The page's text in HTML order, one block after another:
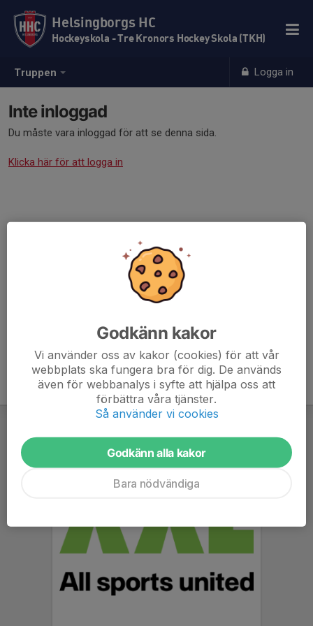
Truppen Logga in
Helsingborgs HC
Hockeyskola - Tre Kronors Hockey Skola (TKH)
Inte inloggad
Du måste vara inloggad för att se denna sida.
Klicka här för att logga in
Godkänn kakor
Vi använder oss av kakor (cookies) för att vår
webbplats ska fungera bra för dig. De används
även för webbanalys i syfte att hjälpa oss att
förbättra våra tjänster.
Så använder vi cookies
Godkänn alla kakor
Bara nödvändiga